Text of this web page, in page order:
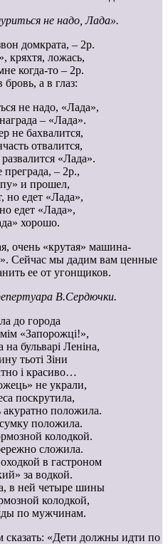
не надо, Лада».
домкрата, – 2р.
кряхтя, ложась,
когда-то – 2р.
а в глаз:
не надо, «Лада»,
– «Лада».
не бахвалится,
отвалится,
«Лада».
преграда, – 2р.,
и прошел,
но едет «Лада»,
едет «Лада»,
хорошо.
очень «крутая» машина-
Сейчас мы дадим вам ценные
ее от угонщиков.
В.Сердючки.
до города
«Запорожці!»,
бульварі Леніна,
тьоті Зіни
і красиво…
не украли,
поскрутила,
акуратно положила.
положила.
колодкой.
сложила.
в гастроном
за водкой.
в ней четыре шины
колодкой,
по мужчинам.
сказать: «Дети должны идти по